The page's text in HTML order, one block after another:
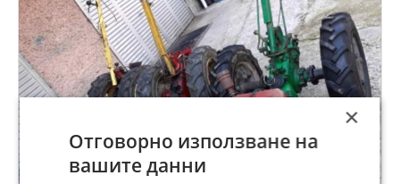
×
Отговорно използване на
вашите данни